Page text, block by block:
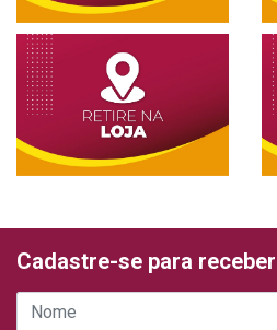
Cadastre-se para